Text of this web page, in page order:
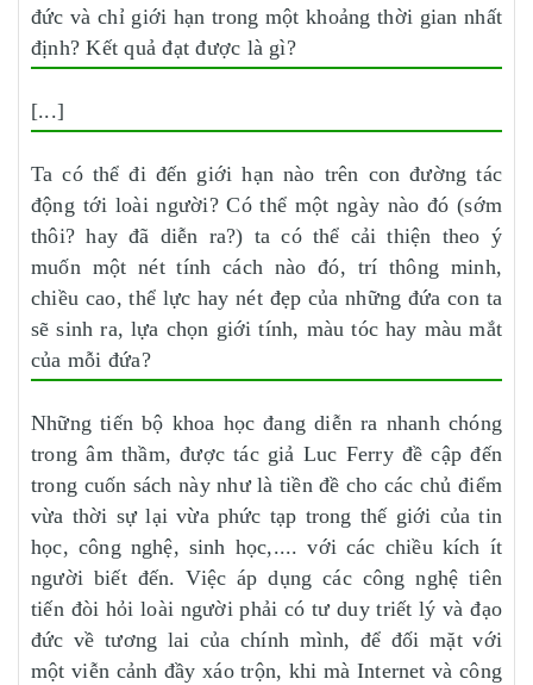
đức và chỉ giới hạn trong một khoảng thời gian nhất
định? Kết quả đạt được là gì?
[...]
Ta có thể đi đến giới hạn nào trên con đường tác
động tới loài người? Có thể một ngày nào đó (sớm
thôi? hay đã diễn ra?) ta có thể cải thiện theo ý
muốn một nét tính cách nào đó, trí thông minh,
chiều cao, thể lực hay nét đẹp của những đứa con ta
sẽ sinh ra, lựa chọn giới tính, màu tóc hay màu mắt
của mỗi đứa?
Những tiến bộ khoa học đang diễn ra nhanh chóng
trong âm thầm, được tác giả Luc Ferry đề cập đến
trong cuốn sách này như là tiền đề cho các chủ điểm
vừa thời sự lại vừa phức tạp trong thế giới của tin
học, công nghệ, sinh học,.... với các chiều kích ít
người biết đến. Việc áp dụng các công nghệ tiên
tiến đòi hỏi loài người phải có tư duy triết lý và đạo
đức về tương lai của chính mình, để đối mặt với
một viễn cảnh đầy xáo trộn, khi mà Internet và công